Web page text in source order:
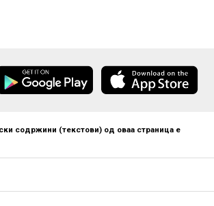
содржини (текстови) од оваа страница е